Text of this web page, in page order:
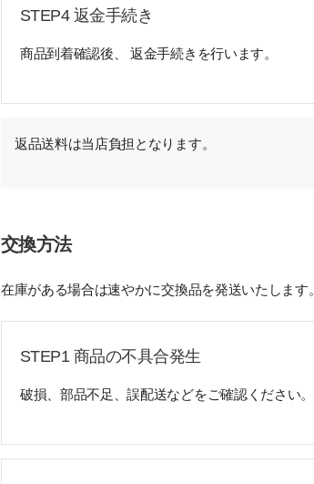
STEP4 返金手続き
商品到着確認後、 返金手続きを行います。
返品送料は当店負担となります。
交換方法
在庫がある場合は速やかに交換品を発送いたします。
STEP1 商品の不具合発生
破損、部品不足、誤配送などをご確認ください。